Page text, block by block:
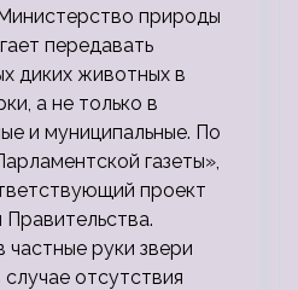
природы
передавать
диких животных в
а не только в
и муниципальные. По
газеты»,
проект
частные руки звери
отсутствия